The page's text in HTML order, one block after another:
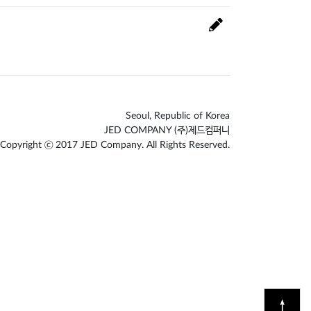
Seoul, Republic of Korea
JED COMPANY (주)제드컴퍼니
Copyright ⓒ 2017 JED Company. All Rights Reserved.
↑